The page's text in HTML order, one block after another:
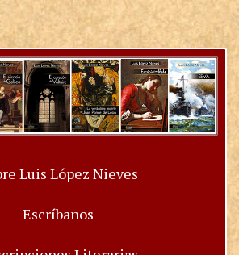
Luis López Nieves
Escríbanos